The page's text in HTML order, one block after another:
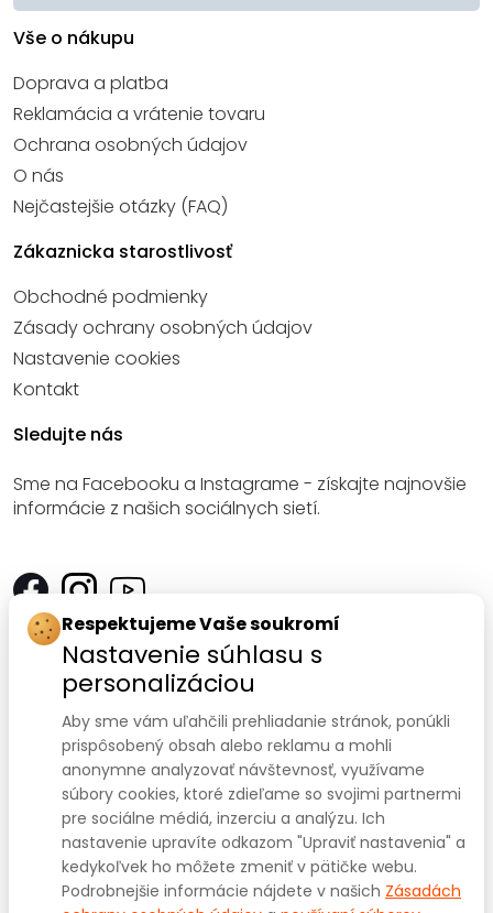
Vše o nákupu
Doprava a platba
Reklamácia a vrátenie tovaru
Ochrana osobných údajov
O nás
Nejčastejšie otázky (FAQ)
Zákaznicka starostlivosť
Obchodné podmienky
Zásady ochrany osobných údajov
Nastavenie cookies
Kontakt
Sledujte nás
Sme na Facebooku a Instagrame - získajte najnovšie
informácie z našich sociálnych sietí.
Kontakt
SANOMED, spol. s r.o.
Palackého třída 240/75
612 00 Brno-Královo Pole
IČ: 47910127
DIČ: CZ47910127
Prodejna:+420 541 422 911,+420 541 422 912
e-mail: eshop@sanomed.cz
Respektujeme Vaše soukromí
Nastavenie súhlasu s
personalizáciou
Aby sme vám uľahčili prehliadanie stránok, ponúkli
prispôsobený obsah alebo reklamu a mohli
anonymne analyzovať návštevnosť, využívame
súbory cookies, ktoré zdieľame so svojimi partnermi
pre sociálne médiá, inzerciu a analýzu. Ich
nastavenie upravíte odkazom "Upraviť nastavenia" a
kedykoľvek ho môžete zmeniť v pätičke webu.
Podrobnejšie informácie nájdete v našich Zásadách